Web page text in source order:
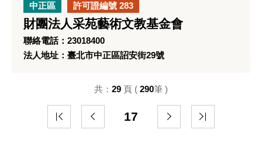
中正區 許可證編號 283
財團法人采苑藝術文教基金會
聯絡電話：23018400
法人地址：臺北市中正區詔安街29號
17
共： 29 頁 ( 290筆 )